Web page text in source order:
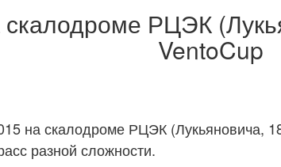
РЦЭК
VentoCup
на скалодроме РЦЭК (Лукьяновича,
разной сложности.